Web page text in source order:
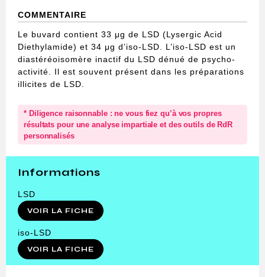
COMMENTAIRE
Le buvard contient 33 μg de LSD (Lysergic Acid
Diethylamide) et 34 μg d’iso-LSD. L’iso-LSD est un
diastéréoisomère inactif du LSD dénué de psycho-
activité. Il est souvent présent dans les préparations
illicites de LSD.
* Diligence raisonnable : ne vous fiez qu’à vos propres
résultats pour une analyse impartiale et des outils de RdR
personnalisés
Informations
LSD
VOIR LA FICHE
iso-LSD
VOIR LA FICHE